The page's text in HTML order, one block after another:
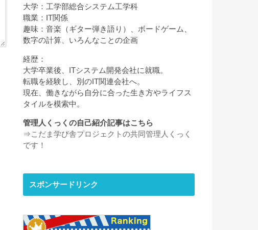
大学：工学部総合システム工学科
職業：IT関係
趣味：音楽（ギター弾き語り）、ボードゲーム、
数字の計算、いろんなことの企画
経歴：
大学卒業後、ITシステム開発会社に就職。
転職を経験し、別のIT関連会社へ。
現在、働きながら自分に合った生き方やライフス
タイルを模索中。
管理人くっくの自己紹介記事はこちら
⇒こだま学び舎プロジェクトの共同管理人くっく
です！
スポンサードリンク